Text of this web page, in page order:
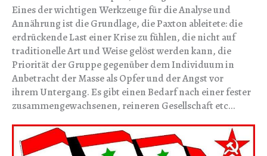
Eines der wichtigen Werkzeuge für die Analyse und
Annährung ist die Grundlage, die Paxton ableitete: die
erdrückende Last einer Krise zu fühlen, die nicht auf
traditionelle Art und Weise gelöst werden kann, die
Priorität der Gruppe gegenüber dem Individuum in
Anbetracht der Masse als Opfer und der Angst vor
ihrem Untergang. Es gibt einen Bedarf nach einer fester
zusammengewachsenen, reineren Gesellschaft etc…